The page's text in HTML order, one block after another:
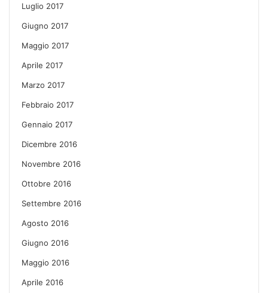
Luglio 2017
Giugno 2017
Maggio 2017
Aprile 2017
Marzo 2017
Febbraio 2017
Gennaio 2017
Dicembre 2016
Novembre 2016
Ottobre 2016
Settembre 2016
Agosto 2016
Giugno 2016
Maggio 2016
Aprile 2016